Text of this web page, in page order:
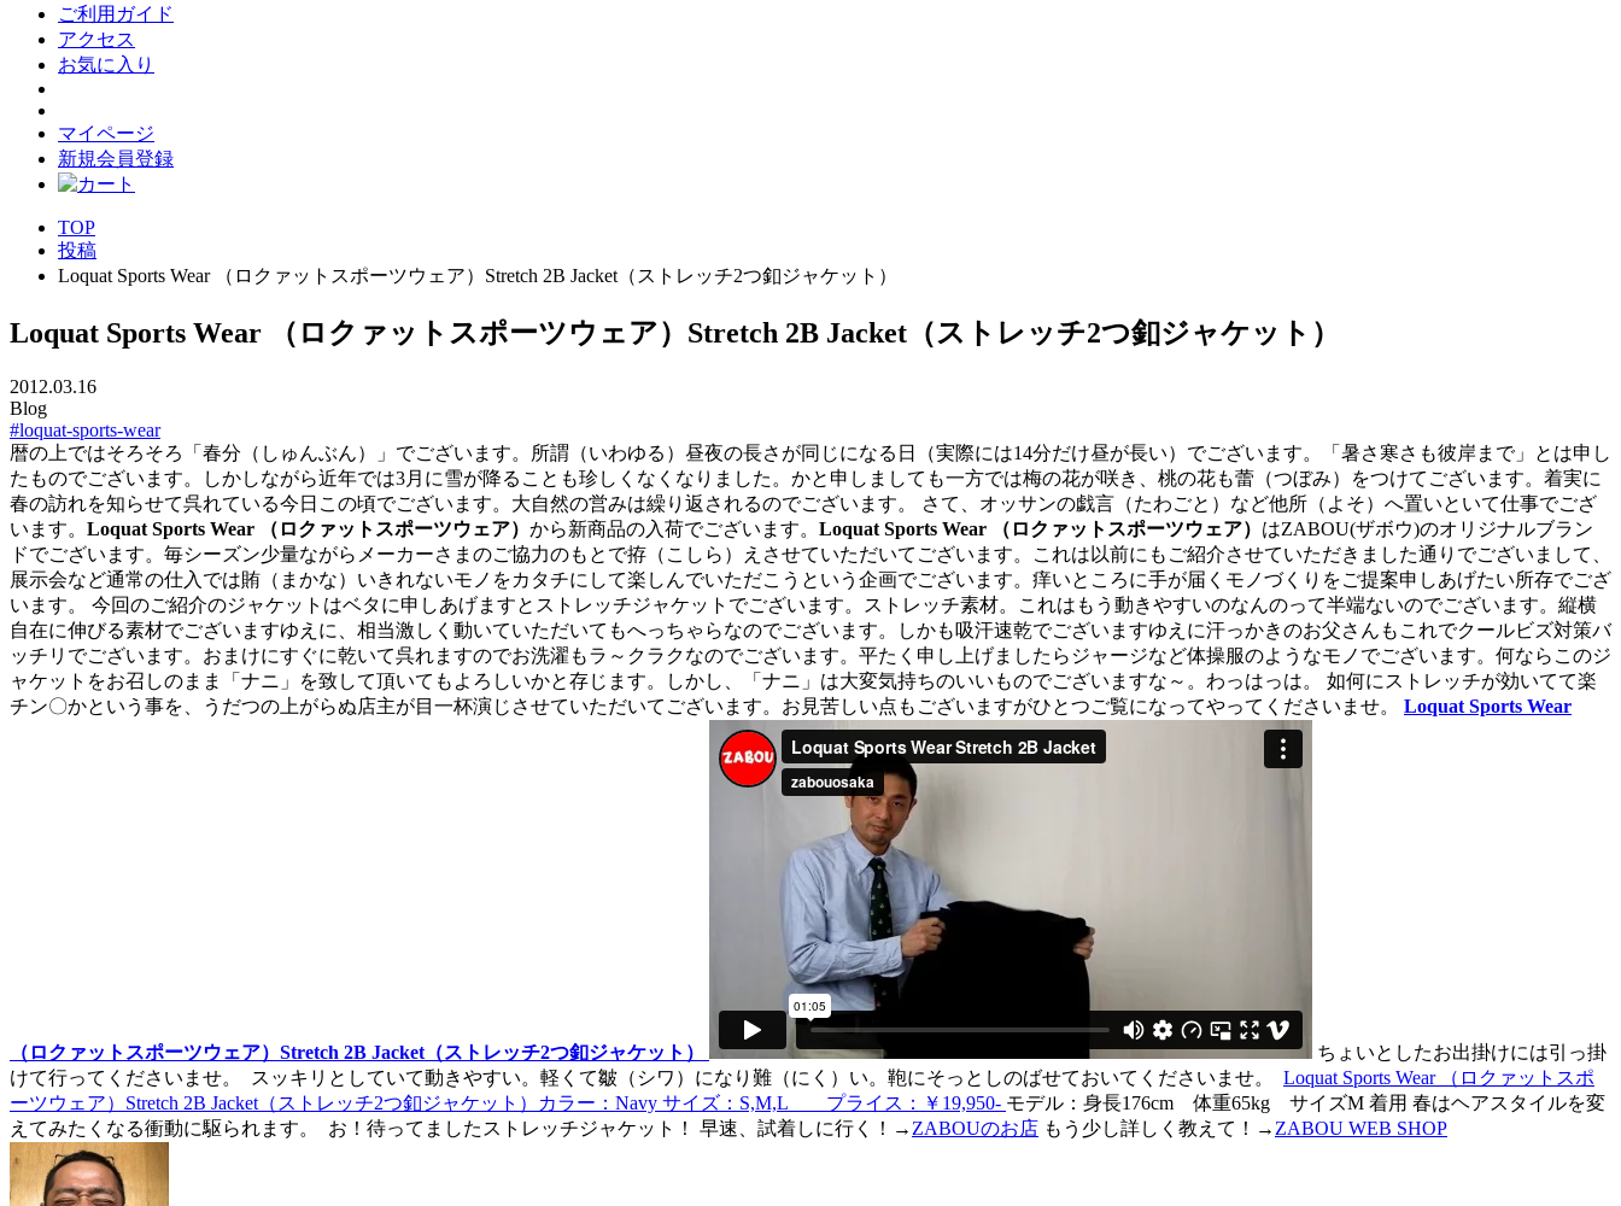
ご利用ガイド
アクセス
お気に入り
マイページ
新規会員登録
TOP
投稿
Loquat Sports Wear （ロクァットスポーツウェア）Stretch 2B Jacket（ストレッチ2つ釦ジャケット）
Loquat Sports Wear （ロクァットスポーツウェア）Stretch 2B Jacket（ストレッチ2つ釦ジャケット）
2012.03.16
Blog
#loquat-sports-wear
暦の上ではそろそろ「春分（しゅんぶん）」でございます。所謂（いわゆる）昼夜の長さが同じになる日（実際には14分だけ昼が長い）でございます。「暑さ寒さも彼岸まで」とは申し
たものでございます。しかしながら近年では3月に雪が降ることも珍しくなくなりました。かと申しましても一方では梅の花が咲き、桃の花も蕾（つぼみ）をつけてございます。着実に
春の訪れを知らせて呉れている今日この頃でございます。大自然の営みは繰り返されるのでございます。 さて、オッサンの戯言（たわごと）など他所（よそ）へ置いといて仕事でござ
います。 Loquat Sports Wear （ロクァットスポーツウェア） から新商品の入荷でございます。 Loquat Sports Wear （ロクァットスポーツウェア） はZABOU(ザボウ)のオリジナルブラン
ドでございます。毎シーズン少量ながらメーカーさまのご協力のもとで拵（こしら）えさせていただいてございます。これは以前にもご紹介させていただきました通りでございまして、
展示会など通常の仕入では賄（まかな）いきれないモノをカタチにして楽しんでいただこうという企画でございます。痒いところに手が届くモノづくりをご提案申しあげたい所存でござ
います。 今回のご紹介のジャケットはベタに申しあげますとストレッチジャケットでございます。ストレッチ素材。これはもう動きやすいのなんのって半端ないのでございます。縦横
自在に伸びる素材でございますゆえに、相当激しく動いていただいてもへっちゃらなのでございます。しかも吸汗速乾でございますゆえに汗っかきのお父さんもこれでクールビズ対策バ
ッチリでございます。おまけにすぐに乾いて呉れますのでお洗濯もラ～クラクなのでございます。平たく申し上げましたらジャージなど体操服のようなモノでございます。何ならこのジ
ャケットをお召しのまま「ナニ」を致して頂いてもよろしいかと存じます。しかし、「ナニ」は大変気持ちのいいものでございますな～。わっはっは。 如何にストレッチが効いてて楽
チン〇かという事を、うだつの上がらぬ店主が目一杯演じさせていただいてございます。お見苦しい点もございますがひとつご覧になってやってくださいませ。 Loquat Sports Wear
（ロクァットスポーツウェア）Stretch 2B Jacket（ストレッチ2つ釦ジャケット）
ちょいとしたお出掛けには引っ掛
けて行ってくださいませ。
スッキリとしていて動きやすい。軽くて皺（シワ）になり難（にく）い。鞄にそっとしのばせておいてくださいませ。
Loquat Sports Wear （ロクァットスポ
ーツウェア）Stretch 2B Jacket（ストレッチ2つ釦ジャケット）カラー：Navy サイズ：S,M,L プライス：￥19,950- モデル：身長176cm 体重65kg サイズM 着用 春はヘアスタイルを変
えてみたくなる衝動に駆られます。
お！待ってましたストレッチジャケット！ 早速、試着しに行く！→ ZABOUのお店 もう少し詳しく教えて！→ ZABOU WEB SHOP